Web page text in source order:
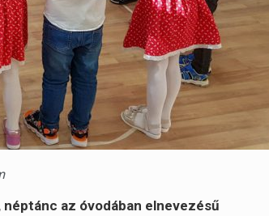
az óvodában elnevezésű